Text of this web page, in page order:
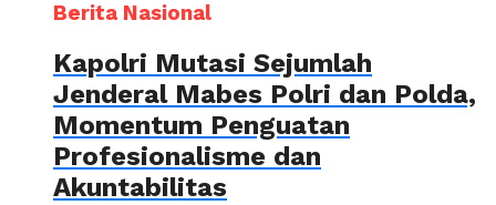
Berita Nasional
Kapolri Mutasi Sejumlah
Jenderal Mabes Polri dan Polda,
Momentum Penguatan
Profesionalisme dan
Akuntabilitas